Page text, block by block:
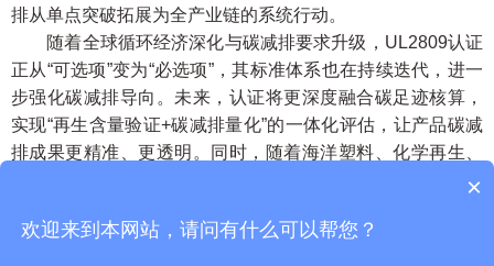
排从单点突破拓展为全产业链的系统行动。
随着全球循环经济深化与碳减排要求升级，UL2809认证
正从“可选项”变为“必选项”，其标准体系也在持续迭代，进一
步强化碳减排导向。未来，认证将更深度融合碳足迹核算，
实现“再生含量验证+碳减排量化”的一体化评估，让产品碳减
排成果更精准、更透明。同时，随着海洋塑料、化学再生、
生物基再生等新型再生材料的发展，UL2809将不断拓展认证
×
欢迎来到本网站，请问有什么可以帮您？